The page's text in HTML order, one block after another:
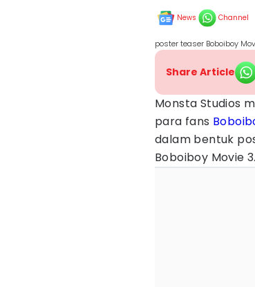
News Channel
poster teaser Boboiboy
Share Article
Monsta Studios
para fans
dalam bentuk
Boboiboy Movie 3.